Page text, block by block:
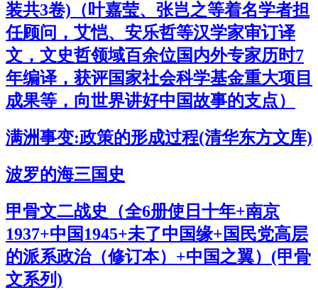
装共3卷)（叶嘉莹、张岂之等着名学者担
任顾问，艾恺、安乐哲等汉学家审订译
文，文史哲领域百余位国内外专家历时7
年编译，获评国家社会科学基金重大项目
成果等，向世界讲好中国故事的支点）
满洲事变:政策的形成过程(清华东方文库)
波罗的海三国史
甲骨文二战史（全6册使日十年+南京
1937+中国1945+未了中国缘+国民党高层
的派系政治（修订本）+中国之翼）(甲骨
文系列)